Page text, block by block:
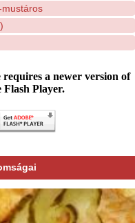
a newer version of
Flash Player.